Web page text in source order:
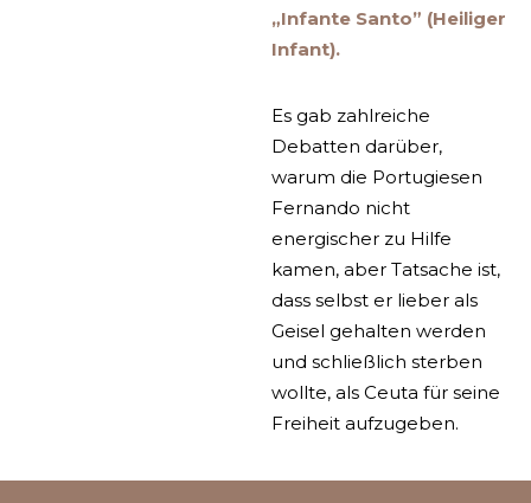
„Infante Santo” (Heiliger
Infant).
Es gab zahlreiche
Debatten darüber,
warum die Portugiesen
Fernando nicht
energischer zu Hilfe
kamen, aber Tatsache ist,
dass selbst er lieber als
Geisel gehalten werden
und schließlich sterben
wollte, als Ceuta für seine
Freiheit aufzugeben.